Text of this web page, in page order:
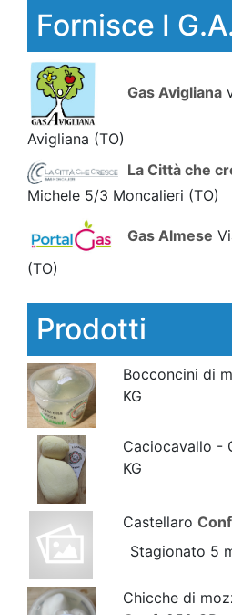
Fornisce I
Gas Avigliana
Avigliana (TO)
La Città che
Michele 5/3 Moncalieri (TO)
Gas Almese
(TO)
Prodotti
Bocconcini di
KG
Caciocavallo -
KG
Castellaro
Stagionato 5
Chicche di